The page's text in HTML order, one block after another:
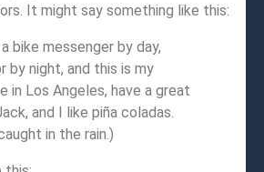
It might say something like this:
bike messenger by day,
by night, and this is my
in Los Angeles, have a great
and I like piña coladas.
in the rain.)